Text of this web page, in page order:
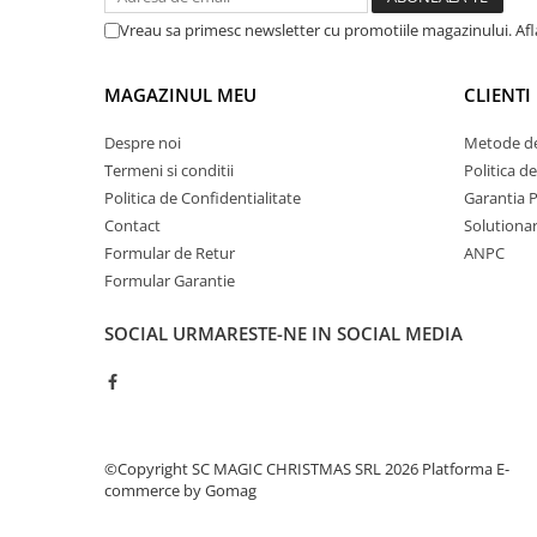
Vreau sa primesc newsletter cu promotiile magazinului.
MAGAZINUL MEU
Despre noi
Termeni si conditii
Politica de Confidentialitate
Contact
Formular de Retur
Formular Garantie
CLIENTI
Metode
Politica
Garantia
ANPC
SOCIAL URMARESTE-NE IN SOCIAL MEDIA
©Copyright SC MAGIC CHRISTMAS SRL 2026 Platforma E-
commerce by Gomag